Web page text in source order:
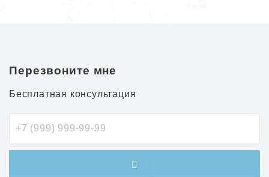
Перезвоните мне
Бесплатная консультация